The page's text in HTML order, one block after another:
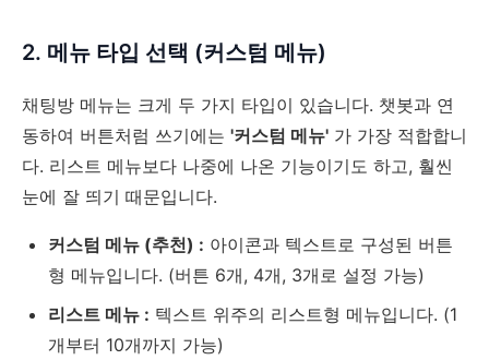
2. 메뉴 타입 선택 (커스텀 메뉴)
채팅방 메뉴는 크게 두 가지 타입이 있습니다. 챗봇과 연
동하여 버튼처럼 쓰기에는 '커스텀 메뉴' 가 가장 적합합니
다. 리스트 메뉴보다 나중에 나온 기능이기도 하고, 훨씬
눈에 잘 띄기 때문입니다.
커스텀 메뉴 (추천) : 아이콘과 텍스트로 구성된 버튼
형 메뉴입니다. (버튼 6개, 4개, 3개로 설정 가능)
리스트 메뉴 : 텍스트 위주의 리스트형 메뉴입니다. (1
개부터 10개까지 가능)